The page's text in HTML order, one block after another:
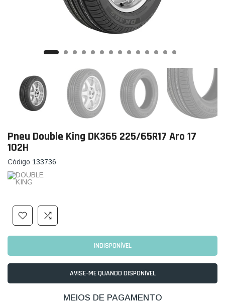
Pneu Double King DK365 225/65R17 Aro 17
102H
Código 133736
INDISPONÍVEL
AVISE-ME QUANDO DISPONÍVEL
MEIOS DE PAGAMENTO